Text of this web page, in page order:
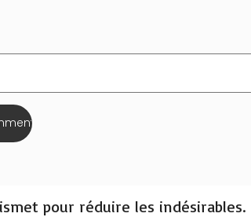
pour réduire les indésirables.